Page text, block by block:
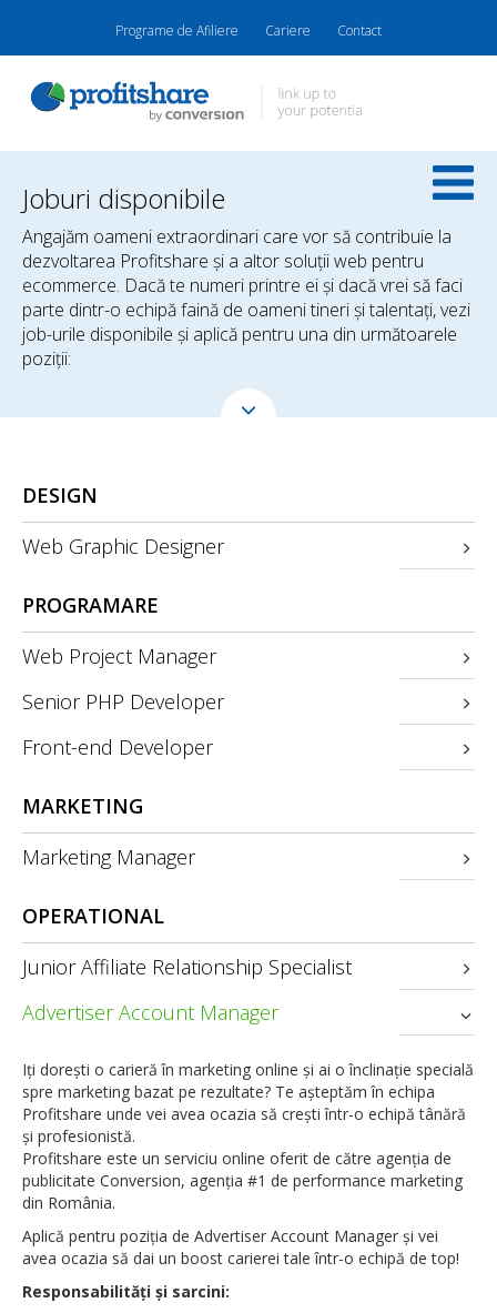
Programe de Afiliere Cariere Contact
Joburi disponibile
Angajăm oameni extraordinari care vor să contribuie la
dezvoltarea Profitshare şi a altor soluţii web pentru
ecommerce. Dacă te numeri printre ei şi dacă vrei să faci
parte dintr-o echipă faină de oameni tineri şi talentaţi, vezi
job-urile disponibile şi aplică pentru una din următoarele
poziţii:
DESIGN
Web Graphic Designer
PROGRAMARE
Web Project Manager
Senior PHP Developer
Front-end Developer
MARKETING
Marketing Manager
OPERATIONAL
Junior Affiliate Relationship Specialist
Advertiser Account Manager
Iţi doreşti o carieră în marketing online şi ai o înclinaţie specială
spre marketing bazat pe rezultate? Te aşteptăm în echipa
Profitshare unde vei avea ocazia să creşti într-o echipă tânără
şi profesionistă.
Profitshare este un serviciu online oferit de către agenţia de
publicitate Conversion, agenţia #1 de performance marketing
din România.
Aplică pentru poziţia de Advertiser Account Manager şi vei
avea ocazia să dai un boost carierei tale într-o echipă de top!
Responsabilităţi şi sarcini: